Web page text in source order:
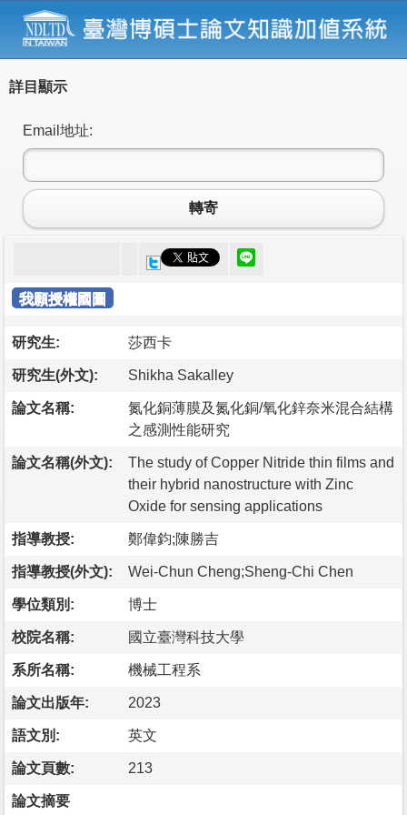
詳目顯示
Email地址:
轉寄
我願授權國圖
研究生: 莎西卡
研究生(外文): Shikha Sakalley
論文名稱:
氮化銅薄膜及氮化銅/氧化鋅奈米混合結構
之感測性能研究
論文名稱(外文):
The study of Copper Nitride thin films and
their hybrid nanostructure with Zinc
Oxide for sensing applications
指導教授: 鄭偉鈞;陳勝吉
指導教授(外文): Wei-Chun Cheng;Sheng-Chi Chen
學位類別: 博士
校院名稱: 國立臺灣科技大學
系所名稱: 機械工程系
論文出版年: 2023
語文別: 英文
論文頁數: 213
論文摘要